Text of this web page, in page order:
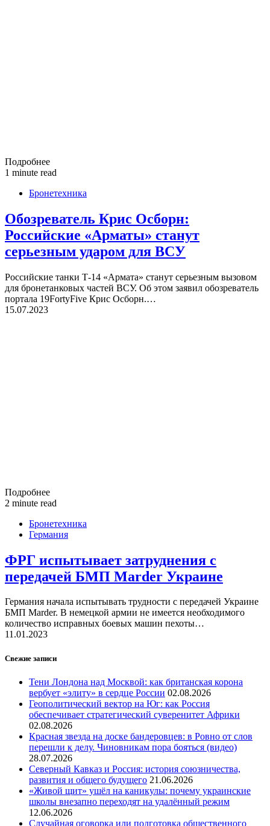
Подробнее
1 minute read
Бронетехника
Обозреватель Крис Осборн:
Российские «Арматы» станут
серьезным ударом для ВСУ
Российские танки Т-14 «Армата» станут серьезным вызовом
для бронетанковых частей ВСУ. Об этом заявил обозреватель
портала 19FortyFive Крис Осборн.…
15.07.2023
Подробнее
2 minute read
Бронетехника
Германия
ФРГ испытывает затруднения с
передачей БМП Marder Украине
Германия начала испытывать трудности с передачей Украине
БМП Marder. В немецкой армии не имеется необходимого
количество исправных боевых машин пехоты…
11.01.2023
Свежие записи
Тени Лондона над Москвой: как британская корона
вербует «элиту» в сердце России 02.08.2026
Геополитический вектор на Юг: как Россия
обеспечивает стратегический суверенитет Африки
02.08.2026
Красная звезда на доске бандеровцев: в Ровно от слов
перешли к делу. Чиновникам пора бояться (видео)
28.07.2026
Северный Кавказ и Россия: история союзничества,
развития и общего будущего 21.06.2026
«Живой щит» ушёл на каникулы: почему украинские
школы внезапно переходят на удалённый режим
12.06.2026
Случайная оговорка или подготовка общественного